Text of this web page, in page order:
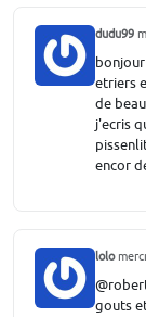
dudu99
etriers
de
j'ecris
encor
lolo
gouts